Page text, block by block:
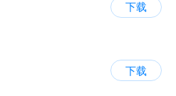
下载
下载